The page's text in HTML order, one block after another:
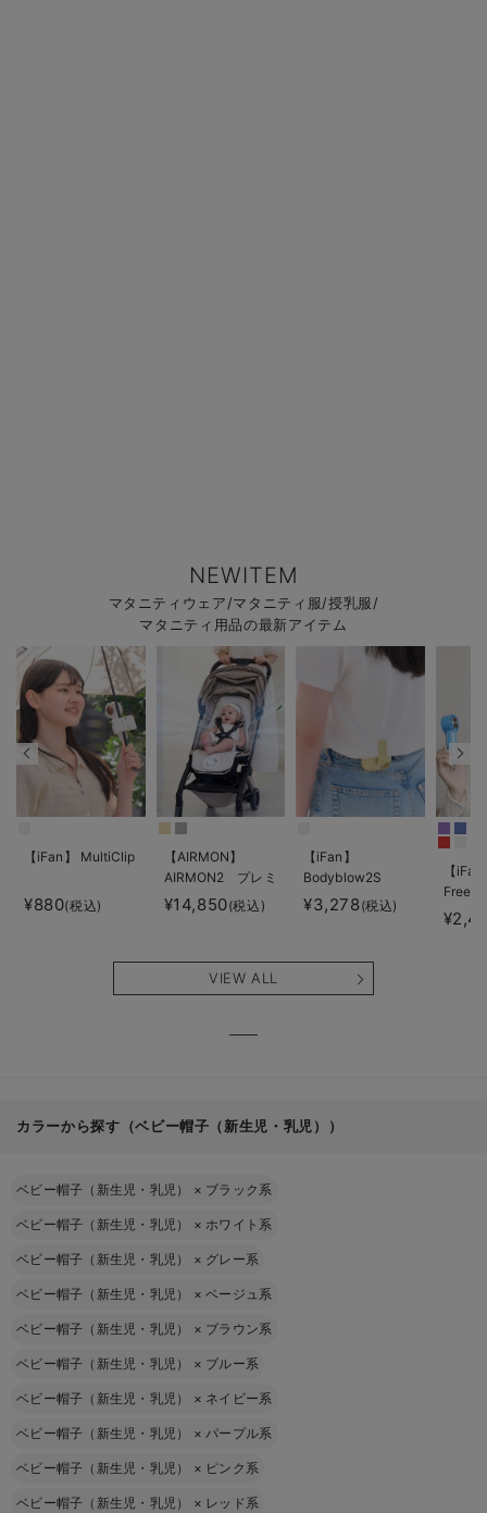
NEWITEM
マタニティウェア/マタニティ服/授乳服/
マタニティ用品の最新アイテム
【iFan】 MultiClip
¥880(税込)
【AIRMON】
AIRMON2 プレミ
アム
¥14,850(税込)
【iFan】
Bodyblow2S
¥3,278(税込)
【
Freeze
VIEW ALL
カラーから探す（ベビー帽子（新生児・乳児））
ベビー帽子（新生児・乳児） × ブラック系
ベビー帽子（新生児・乳児） ×ホワイト系
ベビー帽子（新生児・乳児） × グレー系
ベビー帽子（新生児・乳児） ×ベージュ系
ベビー帽子（新生児・乳児） × ブラウン系
ベビー帽子（新生児・乳児） × ブルー系
ベビー帽子（新生児・乳児） × ネイビー系
ベビー帽子（新生児・乳児） ×パープル系
ベビー帽子（新生児・乳児） × ピンク系
ベビー帽子（新生児・乳児） × レッド系